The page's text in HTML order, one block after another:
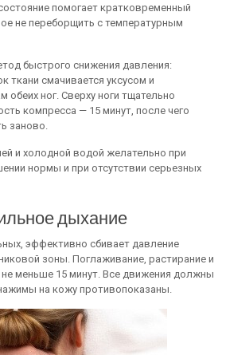
помогает кратковременный
не переборщить с температурным
быстрого снижения давления:
ткани смачивается уксусом и
обеих ног. Сверху ноги тщательно
компресса — 15 минут, после чего
заново.
и холодной водой желательно при
нормы и при отсутствии серьезных
дыхание
эффективно сбивает давление
зоны. Поглаживание, растирание и
меньше 15 минут. Все движения должны
на кожу противопоказаны.